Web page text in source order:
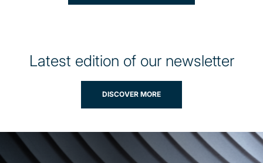
Latest edition of our newsletter
DISCOVER MORE